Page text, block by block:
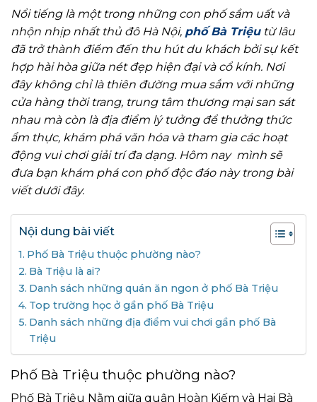
Nổi tiếng là một trong những con phố sầm uất và
nhộn nhịp nhất thủ đô Hà Nội, phố Bà Triệutừ lâu
đã trở thành điểm đến thu hút du khách bởi sự kết
hợp hài hòa giữa nét đẹp hiện đại và cổ kính. Nơi
đây không chỉ là thiên đường mua sắm với những
cửa hàng thời trang, trung tâm thương mại san sát
nhau mà còn là địa điểm lý tưởng để thưởng thức
ẩm thực, khám phá văn hóa và tham gia các hoạt
động vui chơi giải trí đa dạng. Hôm nay mình sẽ
đưa bạn khám phá con phố độc đáo này trong bài
viết dưới đây.
Nội dung bài viết
Phố Bà Triệu thuộc phường nào?
Bà Triệu là ai?
Danh sách những quán ăn ngon ở phố Bà Triệu
Top trường học ở gần phố Bà Triệu
Danh sách những địa điểm vui chơi gần phố Bà
Triệu
Phố Bà Triệu thuộc phường nào?
Phố Bà Triệu Nằm giữa quận Hoàn Kiếm và Hai Bà